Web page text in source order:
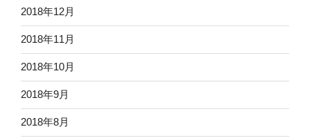
2018年12月
2018年11月
2018年10月
2018年9月
2018年8月